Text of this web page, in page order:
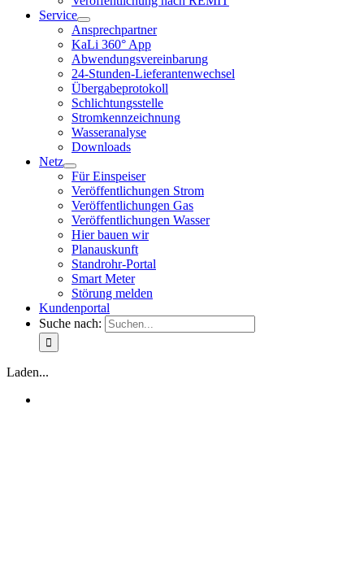
Service
Ansprechpartner
KaLi 360° App
Abwendungsvereinbarung
24-Stunden-Lieferantenwechsel
Übergabeprotokoll
Schlichtungsstelle
Stromkennzeichnung
Wasseranalyse
Downloads
Netz
Für Einspeiser
Veröffentlichungen Strom
Veröffentlichungen Gas
Veröffentlichungen Wasser
Hier bauen wir
Planauskunft
Standrohr-Portal
Smart Meter
Störung melden
Kundenportal
Suche nach:
Laden...